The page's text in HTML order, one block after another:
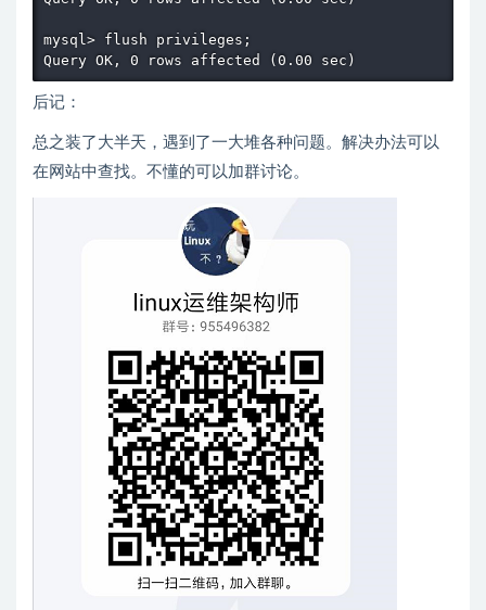
mysql> flush privileges;
后记：
总之装了大半天，遇到了一大堆各种问题。解决办法可以
在网站中查找。不懂的可以加群讨论。